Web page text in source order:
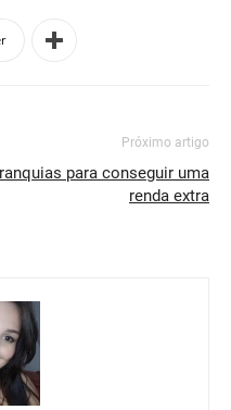
Próximo artigo
para conseguir uma
renda extra